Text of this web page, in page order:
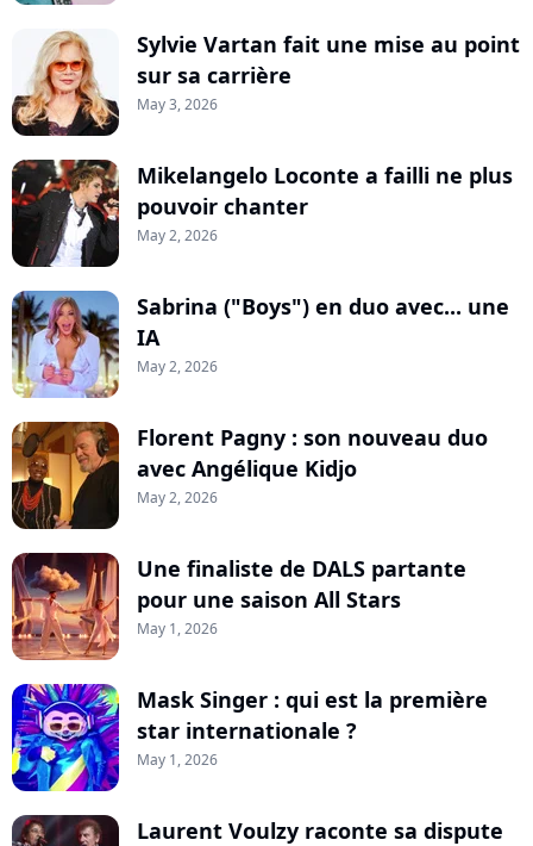
Sylvie Vartan fait une mise au point
sur sa carrière
May 3, 2026
Mikelangelo Loconte a failli ne plus
pouvoir chanter
May 2, 2026
Sabrina ("Boys") en duo avec... une
IA
May 2, 2026
Florent Pagny : son nouveau duo
avec Angélique Kidjo
May 2, 2026
Une finaliste de DALS partante
pour une saison All Stars
May 1, 2026
Mask Singer : qui est la première
star internationale ?
May 1, 2026
Laurent Voulzy raconte sa dispute